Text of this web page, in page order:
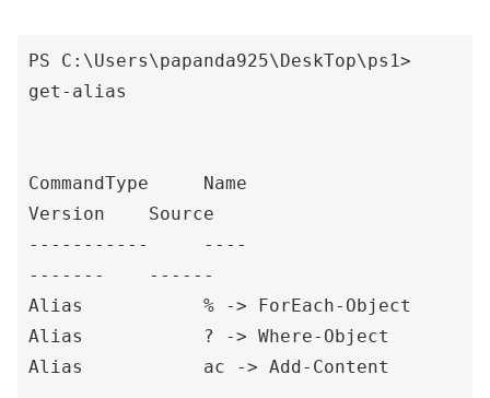
PS C:\Users\papanda925\DeskTop\ps1>
get-alias
CommandType     Name
Version    Source
-----------     ----
-------    ------
Alias           % -> ForEach-Object
Alias           ? -> Where-Object
Alias           ac -> Add-Content